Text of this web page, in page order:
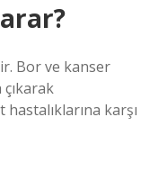
Bor ve kanser
karşı